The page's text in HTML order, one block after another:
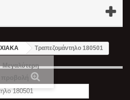
Τραπεζομάντηλο 180501
Μεγαλύτερη